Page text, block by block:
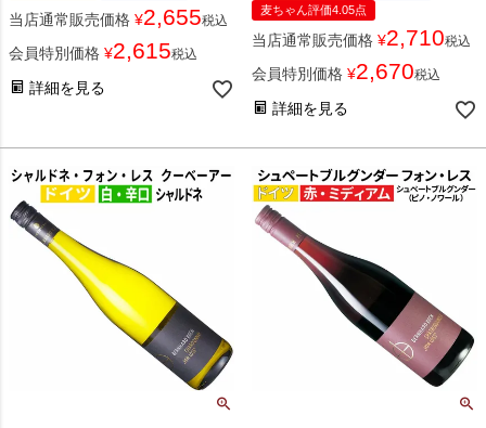
当店通常販売価格 ¥2,655税込
会員特別価格 ¥2,615税込
詳細を見る
麦ちゃん評価4.05点
当店通常販売価格 ¥2,710税込
会員特別価格 ¥2,670税込
詳細を見る